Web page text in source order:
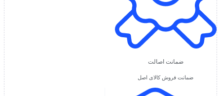
ضمانت اصالت
ضمانت فروش کالای اصل